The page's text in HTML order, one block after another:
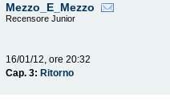
Mezzo_E_Mezzo
Recensore Junior
16/01/12, ore 20:32
Cap. 3: Ritorno